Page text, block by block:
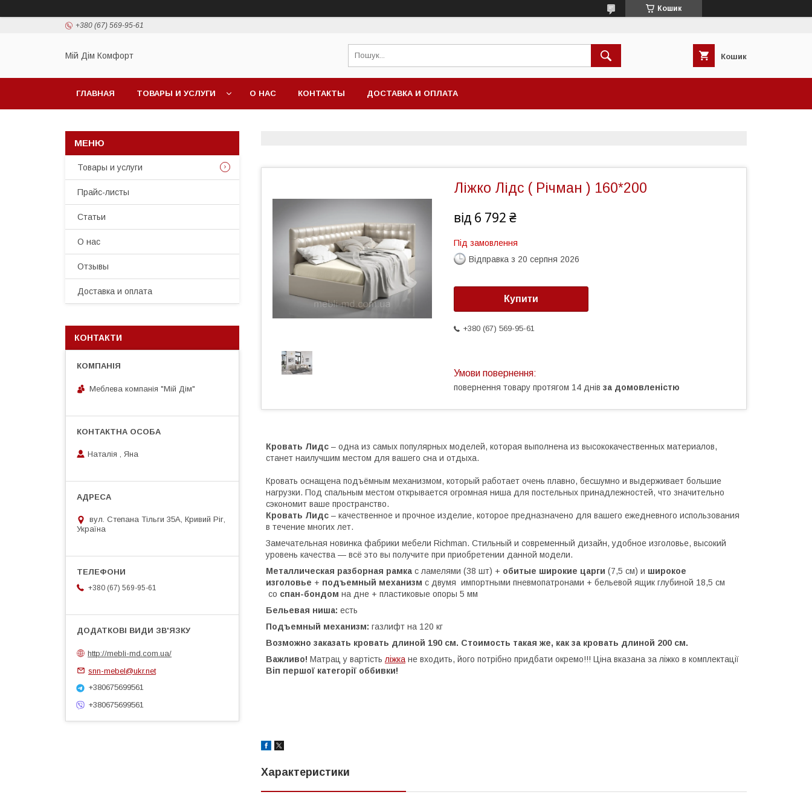
Кошик
+380 (67) 569-95-61
Мій Дім Комфорт Кошик
ГЛАВНАЯ ТОВАРЫ И УСЛУГИ О НАС КОНТАКТЫ ДОСТАВКА И ОПЛАТА
Ліжко Лідс ( Річман ) 160*200
від 6 792 ₴
Під замовлення
Відправка з 20 серпня 2026
Купити
+380 (67) 569-95-61
повернення товару протягом 14 днів за домовленістю
Кровать Лидс – одна из самых популярных моделей, которая выполнена из высококачественных материалов,
станет наилучшим местом для вашего сна и отдыха.
Кровать оснащена подъёмным механизмом, который работает очень плавно, бесшумно и выдерживает большие
нагрузки. Под спальным местом открывается огромная ниша для постельных принадлежностей, что значительно
сэкономит ваше пространство.
Кровать Лидс – качественное и прочное изделие, которое предназначено для вашего ежедневного использования
в течение многих лет.
Замечательная новинка фабрики мебели Richman. Стильный и современный дизайн, удобное изголовье, высокий
уровень качества — всё это вы получите при приобретении данной модели.
Металлическая разборная рамка с ламелями (38 шт) + обитые широкие царги (7,5 см) и широкое
изголовье + подъемный механизм с двумя импортными пневмопатронами + бельевой ящик глубиной 18,5 см
со спан-бондом на дне + пластиковые опоры 5 мм
Бельевая ниша: есть
Подъемный механизм: газлифт на 120 кг
Возможно заказать кровать длиной 190 см. Стоимость такая же, как за кровать длиной 200 см.
Важливо! Матрац у вартість ліжка не входить, його потрібно придбати окремо!!! Ціна вказана за ліжко в комплектації
Віп першої категорії оббивки!
Характеристики
Товары и услуги
Прайс-листы
Статьи
О нас
Отзывы
Доставка и оплата
КОНТАКТИ
Меблева компанія "Мій Дім"
Наталія , Яна
вул. Степана Тільги 35А, Кривий Ріг,
Україна
+380 (67) 569-95-61
http://mebli-md.com.ua/
snn-mebel@ukr.net
+380675699561
+380675699561